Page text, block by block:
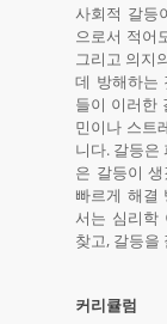
사회적 갈등
으로서 적어
그리고 의지
데 방해하는
들이 이러한
민이나 스트
니다. 갈등은
은 갈등이
빠르게 해결
서는 심리학
찾고, 갈등을
커리큘럼